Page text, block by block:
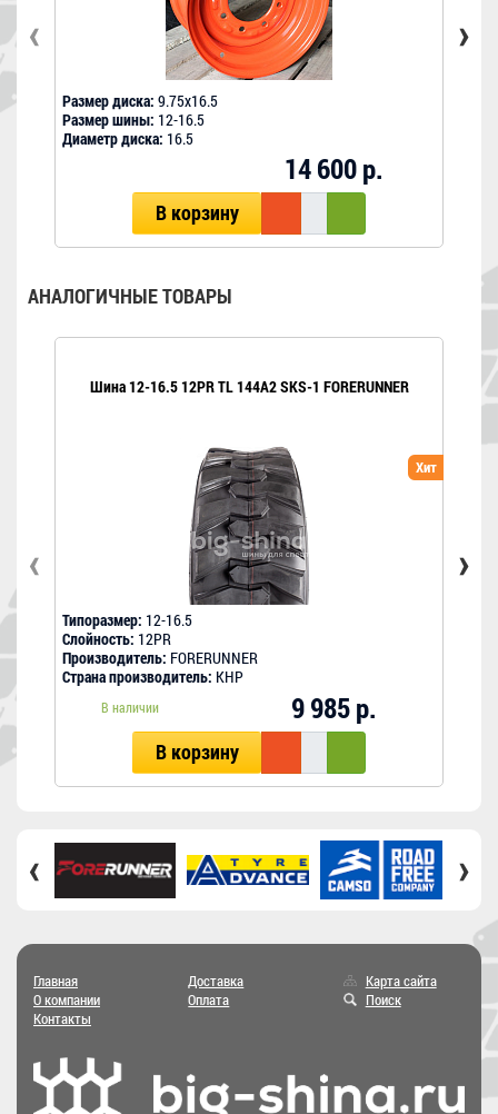
Размер диска: 9.75х16.5
Размер шины: 12-16.5
Диаметр диска: 16.5
14 600 р.
В корзину
‹ ›
АНАЛОГИЧНЫЕ ТОВАРЫ
Шина 12-16.5 12PR TL 144A2 SKS-1 FORERUNNER
Хит
Типоразмер: 12-16.5
Слойность: 12PR
Производитель: FORERUNNER
Страна производитель: КНР
В наличии 9 985 р.
В корзину
‹ ›
‹ ›
Главная
О компании
Контакты
Доставка
Оплата
Карта сайта
Поиск